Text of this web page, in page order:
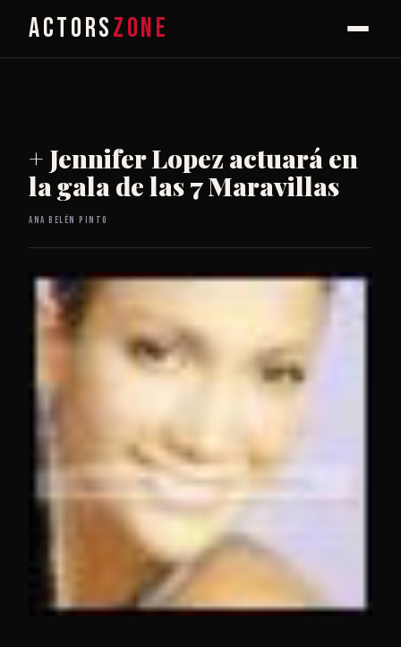
ACTORSZONE
+ Jennifer Lopez actuará en
la gala de las 7 Maravillas
Ana Belén Pinto